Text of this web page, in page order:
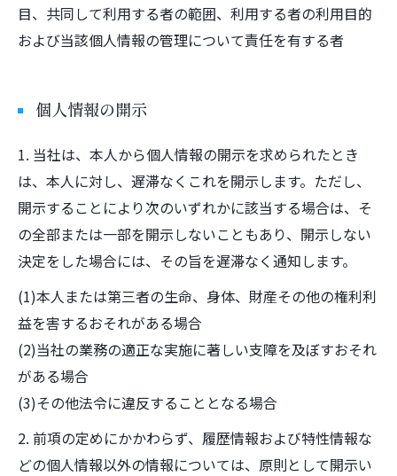
目、共同して利用する者の範囲、利用する者の利用目的
および当該個人情報の管理について責任を有する者
個人情報の開示
1. 当社は、本人から個人情報の開示を求められたとき
は、本人に対し、遅滞なくこれを開示します。ただし、
開示することにより次のいずれかに該当する場合は、そ
の全部または一部を開示しないこともあり、開示しない
決定をした場合には、その旨を遅滞なく通知します。
(1)本人または第三者の生命、身体、財産その他の権利利
益を害するおそれがある場合
(2)当社の業務の適正な実施に著しい支障を及ぼすおそれ
がある場合
(3)その他法令に違反することとなる場合
2. 前項の定めにかかわらず、履歴情報および特性情報な
どの個人情報以外の情報については、原則として開示い
ご予約はこちら